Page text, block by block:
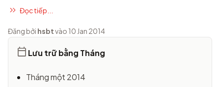
Đọc tiếp...
Đăng bởi hsbtvào 10 Jan 2014
Lưu trữ bằng Tháng
Tháng một 2014